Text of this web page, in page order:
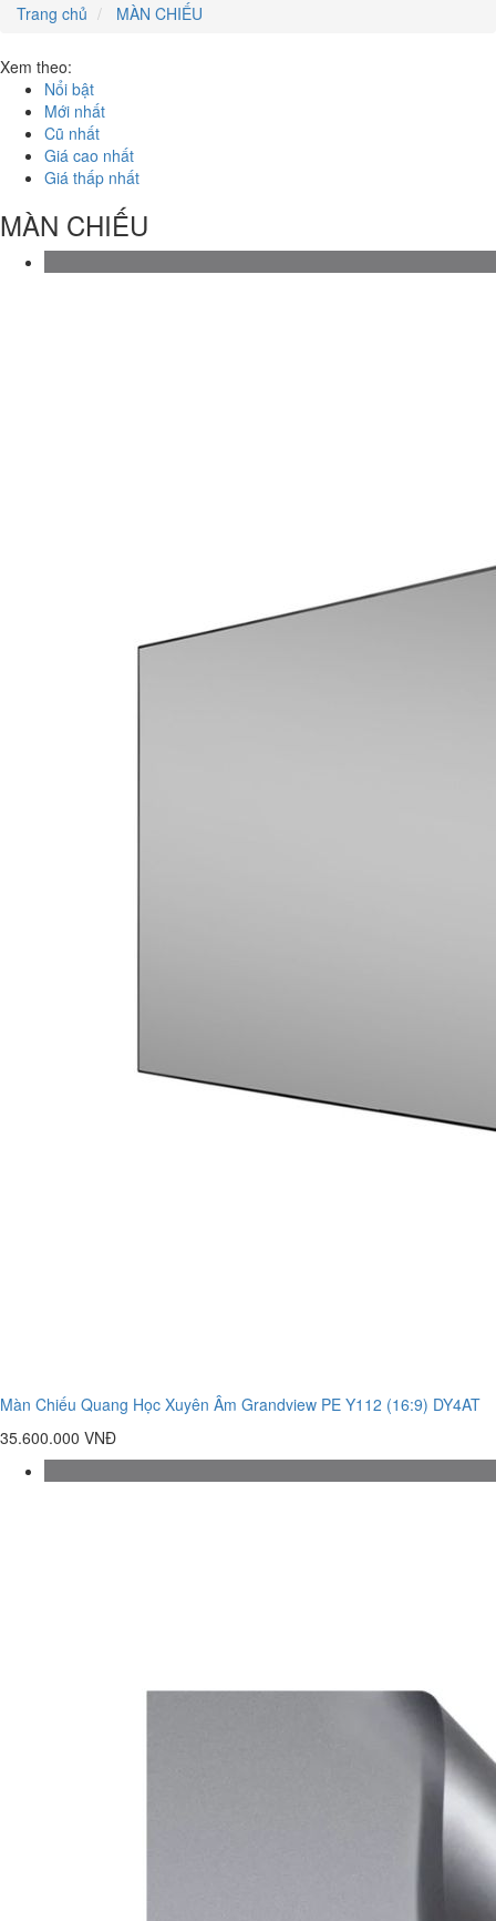
Trang chủ
MÀN CHIẾU
Xem theo:
Nổi bật
Mới nhất
Cũ nhất
Giá cao nhất
Giá thấp nhất
MÀN CHIẾU
Màn Chiếu Quang Học Xuyên Âm Grandview PE Y112 (16:9) DY4AT
35.600.000 VNĐ